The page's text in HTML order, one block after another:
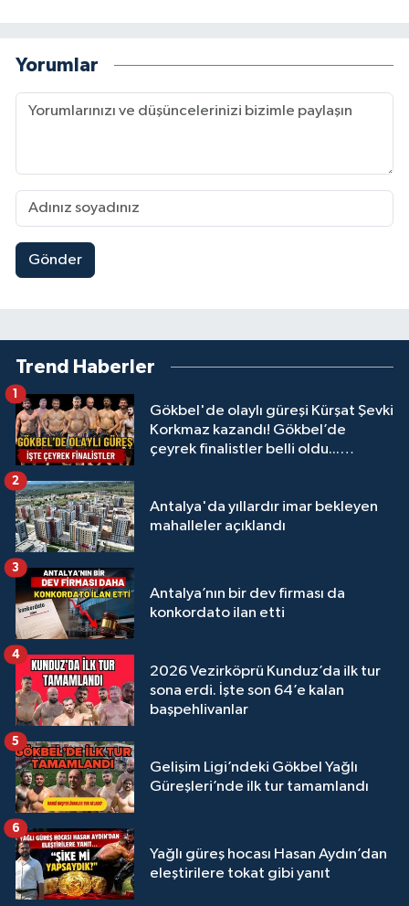
Yorumlar
Gönder
Trend Haberler
Gökbel'de olaylı güreşi Kürşat Şevki
Korkmaz kazandı! Gökbel’de
çeyrek finalistler belli oldu...
1
Antalya'da yıllardır imar bekleyen
mahalleler açıklandı
2
Antalya’nın bir dev firması da
konkordato ilan etti
3
2026 Vezirköprü Kunduz’da ilk tur
sona erdi. İşte son 64’e kalan
başpehlivanlar
4
Gelişim Ligi’ndeki Gökbel Yağlı
Güreşleri’nde ilk tur tamamlandı
5
Yağlı güreş hocası Hasan Aydın’dan
eleştirilere tokat gibi yanıt
6